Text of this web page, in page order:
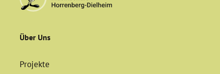
Über Uns
Projekte